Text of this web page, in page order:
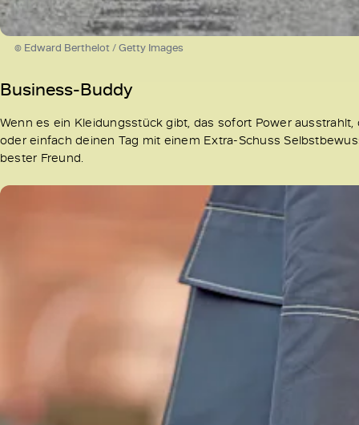
© Edward Berthelot / Getty Images
Business-Buddy
Wenn es ein Kleidungsstück gibt, das sofort Power
oder einfach deinen Tag mit einem Extra-Schuss
bester Freund.